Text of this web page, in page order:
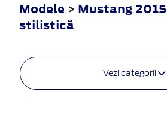
Modele > Mustang 2015
stilistică
Vezi categorii